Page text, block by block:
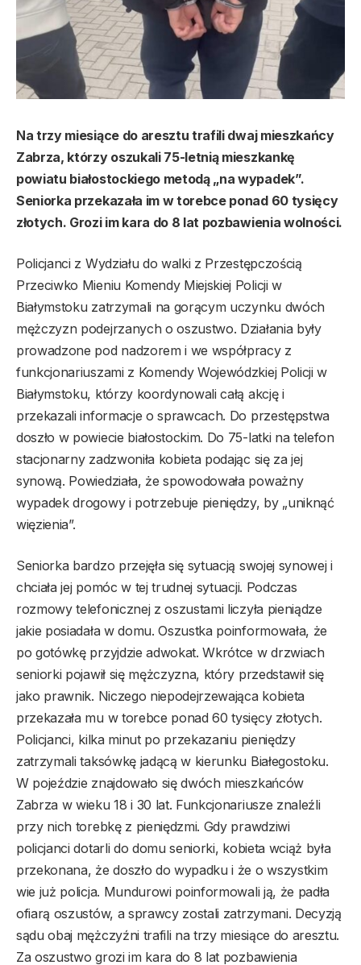
Na trzy miesiące do aresztu trafili dwaj mieszkańcy
Zabrza, którzy oszukali 75-letnią mieszkankę
powiatu białostockiego metodą „na wypadek”.
Seniorka przekazała im w torebce ponad 60 tysięcy
złotych. Grozi im kara do 8 lat pozbawienia wolności.
Policjanci z Wydziału do walki z Przestępczością
Przeciwko Mieniu Komendy Miejskiej Policji w
Białymstoku zatrzymali na gorącym uczynku dwóch
mężczyzn podejrzanych o oszustwo. Działania były
prowadzone pod nadzorem i we współpracy z
funkcjonariuszami z Komendy Wojewódzkiej Policji w
Białymstoku, którzy koordynowali całą akcję i
przekazali informacje o sprawcach. Do przestępstwa
doszło w powiecie białostockim. Do 75-latki na telefon
stacjonarny zadzwoniła kobieta podając się za jej
synową. Powiedziała, że spowodowała poważny
wypadek drogowy i potrzebuje pieniędzy, by „uniknąć
więzienia”.
Seniorka bardzo przejęła się sytuacją swojej synowej i
chciała jej pomóc w tej trudnej sytuacji. Podczas
rozmowy telefonicznej z oszustami liczyła pieniądze
jakie posiadała w domu. Oszustka poinformowała, że
po gotówkę przyjdzie adwokat. Wkrótce w drzwiach
seniorki pojawił się mężczyzna, który przedstawił się
jako prawnik. Niczego niepodejrzewająca kobieta
przekazała mu w torebce ponad 60 tysięcy złotych.
Policjanci, kilka minut po przekazaniu pieniędzy
zatrzymali taksówkę jadącą w kierunku Białegostoku.
W pojeździe znajdowało się dwóch mieszkańców
Zabrza w wieku 18 i 30 lat. Funkcjonariusze znaleźli
przy nich torebkę z pieniędzmi. Gdy prawdziwi
policjanci dotarli do domu seniorki, kobieta wciąż była
przekonana, że doszło do wypadku i że o wszystkim
wie już policja. Mundurowi poinformowali ją, że padła
ofiarą oszustów, a sprawcy zostali zatrzymani. Decyzją
sądu obaj mężczyźni trafili na trzy miesiące do aresztu.
Za oszustwo grozi im kara do 8 lat pozbawienia